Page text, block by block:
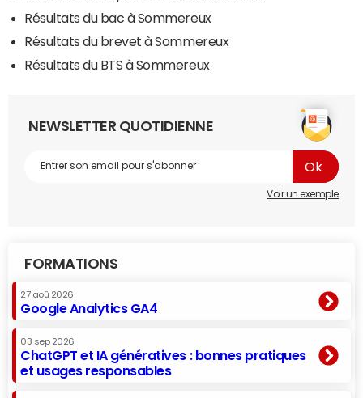
Résultats du bac à Sommereux
Résultats du brevet à Sommereux
Résultats du BTS à Sommereux
NEWSLETTER QUOTIDIENNE
Voir un exemple
FORMATIONS
27 aoû 2026
Google Analytics GA4
03 sep 2026
ChatGPT et IA génératives : bonnes pratiques
et usages responsables